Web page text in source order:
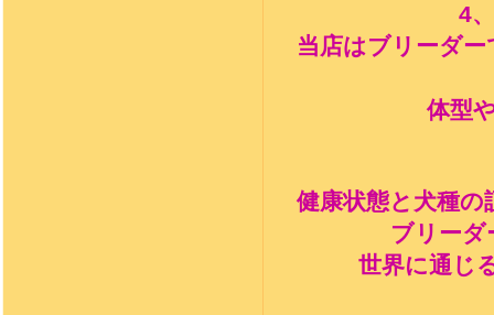
4
当店はブリーダ
体型
健康状態と犬種
ブリーダ
世界に通じ